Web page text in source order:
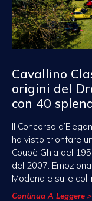
Cavallino
origini del
con 40
Il Concorso
ha visto trionfare
Coupè Ghia del
del 2007.
Modena e sulle
Continua A Leggere >